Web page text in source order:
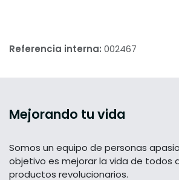
Referencia interna: 002467
Mejorando tu vida
Somos un equipo de personas
objetivo es mejorar la vida de todos
productos revolucionarios.